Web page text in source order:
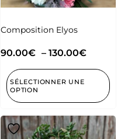
Composition Elyos
90.00€ – 130.00€
SÉLECTIONNER UNE
OPTION